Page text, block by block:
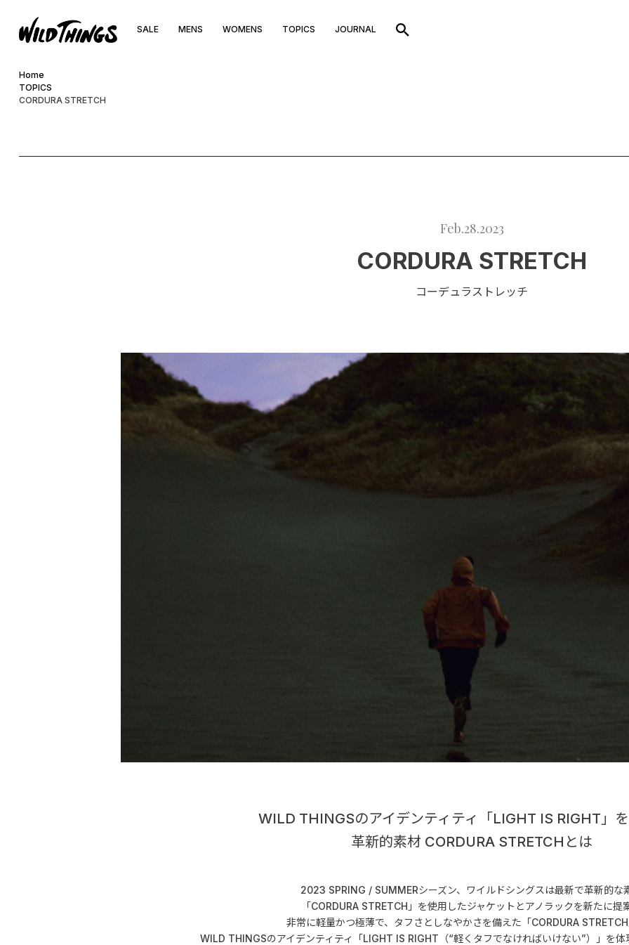
SALE MENS WOMENS TOPICS JOURNAL
Home
TOPICS
CORDURA STRETCH
Feb.28.2023
CORDURA STRETCH
コーデュラストレッチ
WILD THINGSのアイデンティティ「LIGHT IS RIGHT」
革新的素材 CORDURA STRETCHとは
2023 SPRING / SUMMERシーズン、ワイルドシングスは最新で革新的な
「CORDURA STRETCH」を使用したジャケットとアノラックを新たに提案
非常に軽量かつ極薄で、タフさとしなやかさを備えた「CORDURA STRETCH
WILD THINGSのアイデンティティ「LIGHT IS RIGHT（“軽くタフでなければいけない”）」を体